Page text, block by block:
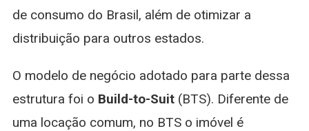
de consumo do Brasil, além de otimizar a
distribuição para outros estados.
O modelo de negócio adotado para parte dessa
estrutura foi o Build-to-Suit(BTS). Diferente de
uma locação comum, no BTS o imóvel é